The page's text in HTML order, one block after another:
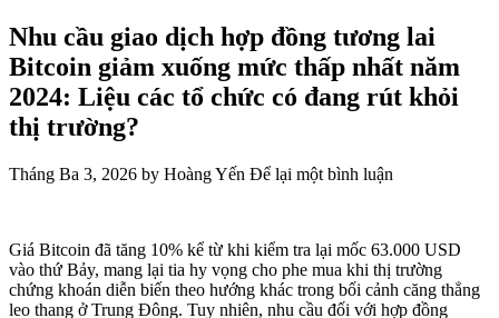
Nhu cầu giao dịch hợp đồng tương lai
Bitcoin giảm xuống mức thấp nhất năm
2024: Liệu các tổ chức có đang rút khỏi
thị trường?
Tháng Ba 3, 2026 by Hoàng Yến Để lại một bình luận
Giá Bitcoin đã tăng 10% kể từ khi kiểm tra lại mốc 63.000 USD
vào thứ Bảy, mang lại tia hy vọng cho phe mua khi thị trường
chứng khoán diễn biến theo hướng khác trong bối cảnh căng thẳng
leo thang ở Trung Đông. Tuy nhiên, nhu cầu đối với hợp đồng